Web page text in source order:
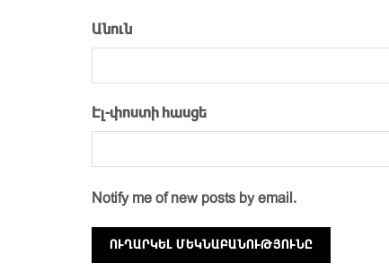
Անուն
Էլ-փոստի հասցե
Notify me of new posts by email.